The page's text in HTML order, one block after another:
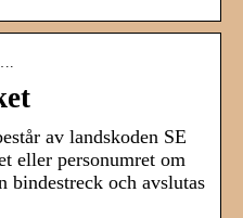
av landskoden SE
eller personumret om
bindestreck och avslutas